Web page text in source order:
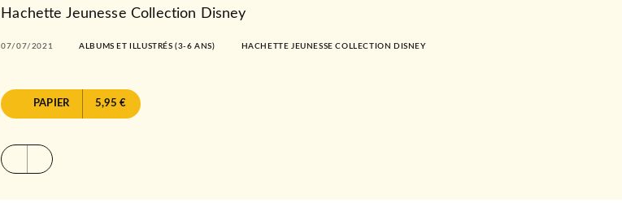
Hachette Jeunesse Collection Disney
07/07/2021 ALBUMS ET ILLUSTRÉS (3-6 ANS) HACHETTE JEUNESSE COLLECTION DISNEY
PAPIER 5,95 €